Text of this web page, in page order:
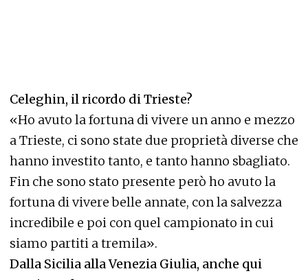
Celeghin, il ricordo di Trieste?
«Ho avuto la fortuna di vivere un anno e mezzo
a Trieste, ci sono state due proprietà diverse che
hanno investito tanto, e tanto hanno sbagliato.
Fin che sono stato presente però ho avuto la
fortuna di vivere belle annate, con la salvezza
incredibile e poi con quel campionato in cui
siamo partiti a tremila».
Dalla Sicilia alla Venezia Giulia, anche qui